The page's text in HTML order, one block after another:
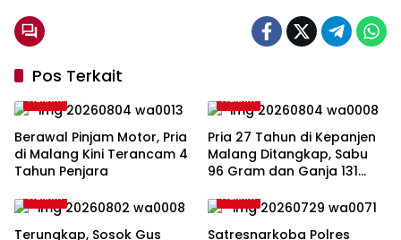
Pos Terkait
Hukrim
Berawal Pinjam Motor, Pria
di Malang Kini Terancam 4
Tahun Penjara
Hukrim
Pria 27 Tahun di Kepanjen
Malang Ditangkap, Sabu
96 Gram dan Ganja 131
Hukrim
Terungkap, Sosok Gus
Hukrim
Satresnarkoba Polres